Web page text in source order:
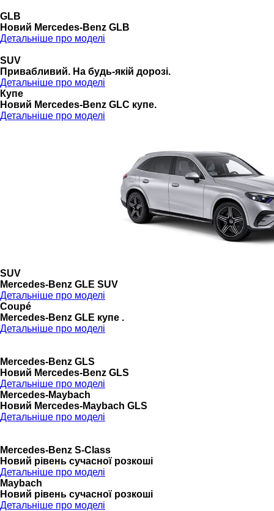
GLB
Новий Mercedes-Benz GLB
Детальніше про моделі
SUV
Привабливий. На будь-якій дорозі.
Детальніше про моделі
Купе
Новий Mercedes-Benz GLС купе.
Детальніше про моделі
SUV
Mercedes-Benz GLE SUV
Детальніше про моделі
Coupé
Mercedes-Benz GLE купе .
Детальніше про моделі
Mercedes-Benz GLS
Новий Mercedes-Benz GLS
Детальніше про моделі
Mercedes-Maybach
Новий Mercedes-Maybach GLS
Детальніше про моделі
Mercedes-Benz S-Class
Новий рівень сучасної розкоші
Детальніше про моделі
Maybach
Новий рівень сучасної розкоші
Детальніше про моделі